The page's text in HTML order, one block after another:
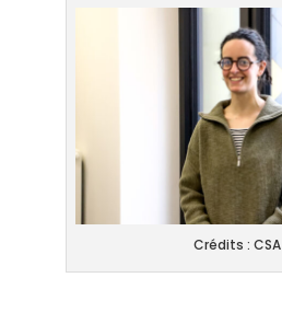
Crédits : CSA